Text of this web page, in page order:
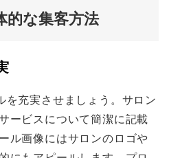
的な集客方法
を充実させましょう。サロン
ービスについて簡潔に記載
ル画像にはサロンのロゴや